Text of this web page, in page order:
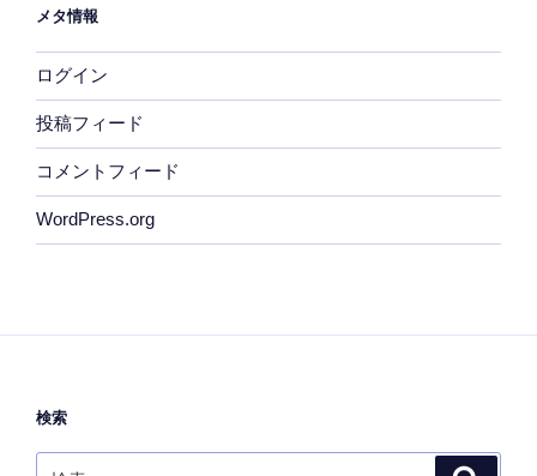
メタ情報
ログイン
投稿フィード
コメントフィード
WordPress.org
検索